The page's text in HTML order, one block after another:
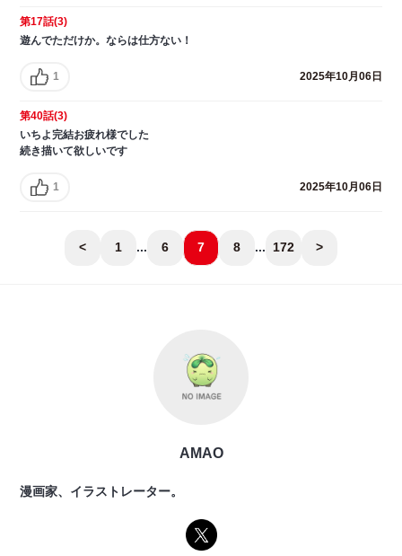
第17話(3)
遊んでただけか。ならは仕方ない！
1 2025年10月06日
第40話(3)
いちよ完結お疲れ様でした
続き描いて欲しいです
1 2025年10月06日
< 1 ... 6 7 8 ... 172 >
AMAO
漫画家、イラストレーター。